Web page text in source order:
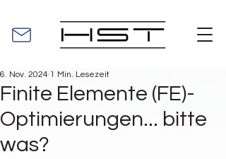
Finite Elemente (FE)-
Optimierungen... bitte
was?
6. Nov. 2024 1 Min. Lesezeit